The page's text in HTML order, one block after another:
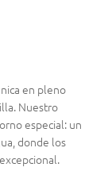
en pleno
Nuestro
especial: un
donde los